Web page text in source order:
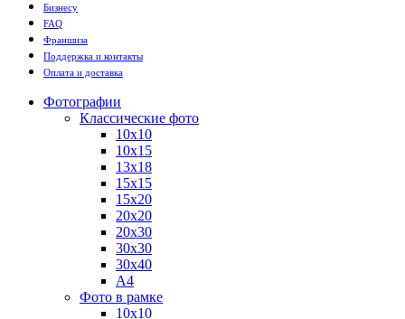
Бизнесу
FAQ
Франшиза
Поддержка и контакты
Оплата и доставка
Фотографии
Классические фото
10х10
10х15
13х18
15х15
15х20
20х20
20х30
30х30
30х40
А4
Фото в рамке
10х10